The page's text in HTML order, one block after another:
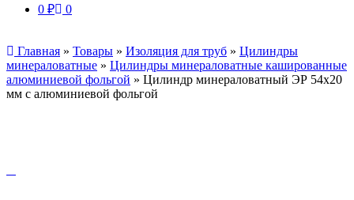
0 ₽ 0
Главная » Товары » Изоляция для труб » Цилиндры
минераловатные » Цилиндры минераловатные кашированные
алюминиевой фольгой » Цилиндр минераловатный ЭР 54х20
мм с алюминиевой фольгой